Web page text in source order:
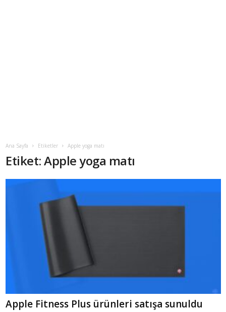
Ana Sayfa Etiketler Apple yoga matı
Etiket: Apple yoga matı
Apple Fitness Plus ürünleri satışa sunuldu